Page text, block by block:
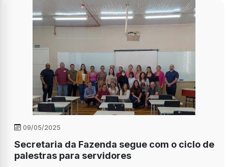
09/05/2025
Secretaria da Fazenda segue com o ciclo de
palestras para servidores